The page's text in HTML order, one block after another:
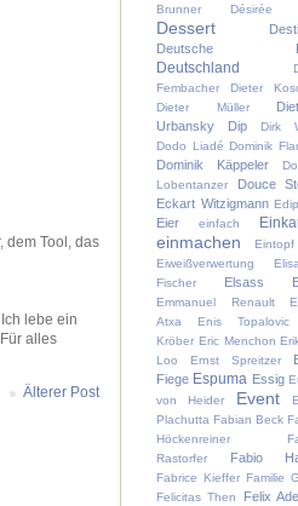
dem Tool, das
lebe ein
alles
Älterer Post
Brunner
Désirée
Dessert
Deutsche
Deutschland
Fembacher
Dieter
Dieter Müller
Urbansky
Dip
Dirk
Dodo Liadé Dominik
Dominik Käppeler
Lobentanzer
Douce
Eckart Witzigmann
Eier einfach
einmachen Eintopf
Eiweißverwertung
Fischer
Elsass
Emmanuel Renault
Atxa
Enis Topalovic
Kröber Eric Menchon
Loo
Ernst Spreitzer
Fiege Espuma Essig
von Heider
Event
Plachutta Fabian Beck
Höckenreiner
Rastorfer
Fabio
Fabrice Kieffer Familie
Felicitas Then
Felix